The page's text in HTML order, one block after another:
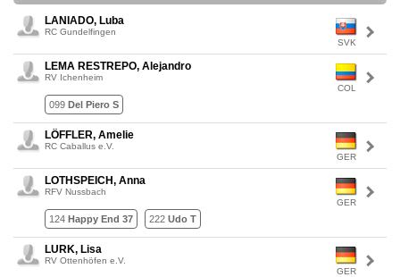
SVK
LANIADO, Luba
RC Gundelfingen
COL
LEMA RESTREPO, Alejandro
RV Ichenheim
099 Del Piero S
GER
LÖFFLER, Amelie
RC Caballus e.V.
GER
LOTHSPEICH, Anna
RFV Nussbach
124 Happy End 37 222 Udo T
GER
LURK, Lisa
RV Ottenhöfen e.V.